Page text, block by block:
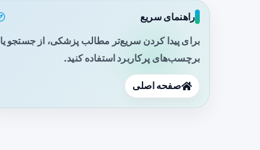
راهنمای سریع
برای پیدا کردن سریع‌تر مطالب پزشکی، از جستجو یا
برچسب‌های پرکاربرد استفاده کنید.
صفحه اصلی